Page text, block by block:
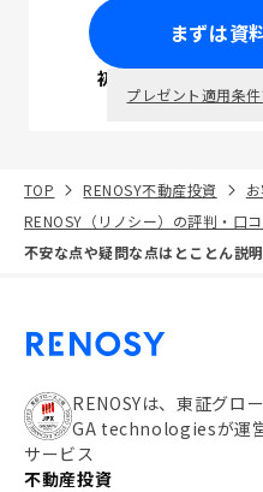
まずは資
初回面談で
プレゼント適用条
TOP RENOSY不動産投資
RENOSY（リノシー）の評判・口
不安な点や疑問な点はとことん説
RENOSYは、東証グロ
GA technologiesが運営
サービス
不動産投資